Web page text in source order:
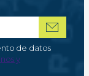
de datos
y